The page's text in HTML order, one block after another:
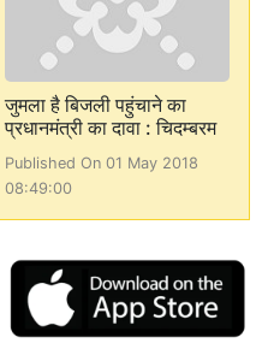
जुमला है बिजली पहुंचाने का
प्रधानमंत्री का दावा : चिदम्बरम
Published On 01 May 2018
08:49:00